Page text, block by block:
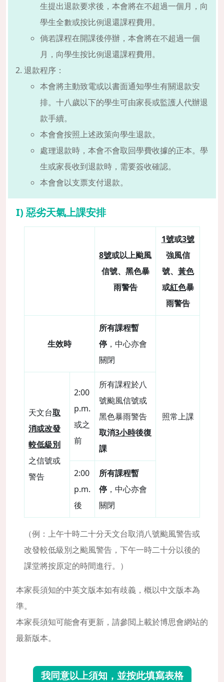
生提出退款要求後，本會將在不超過一個月，向
學生全數或按比例退還課程費用。
倘若課程在開課後停辦，本會將在不超過一個
月，向學生按比例退還課程費用。
退款程序：
本會將主動致電或以書面通知學生有關退款安
排。十八歲以下的學生可由家長或監護人代辦退
款手續。
本會會按照上述政策向學生退款。
處理退款時，本會不會取回學費收據的正本。學
生或家長收到退款時，需要簽收確認。
本會會以支票支付退款。
I) 惡劣天氣上課安排
8號或以上颱風
信號、黑色暴
雨警告
1號或3號
強風信
號、 黃色
或紅色暴
雨警告
生效時
所有課程暫
停 ，中心亦會
關閉
照常上課
天文台取
消或改發
較低級別
之信號或
警告
2:00
p.m.
或之
前
所有課程於八
號颱風信號或
黑色暴雨警告
取消3小時後復
課
2:00
p.m.
後
所有課程暫
停 ，中心亦會
關閉
（例：上午十時二十分天文台取消八號颱風警告或
改發較低級別之颱風警告，下午一時二十分以後的
課堂將按原定的時間進行。）
本家長須知的中英文版本如有歧義，概以中文版本為
準。
本家長須知可能會有更新，請參閲上載於博思會網站的
最新版本。
我同意以上須知，並按此填寫表格